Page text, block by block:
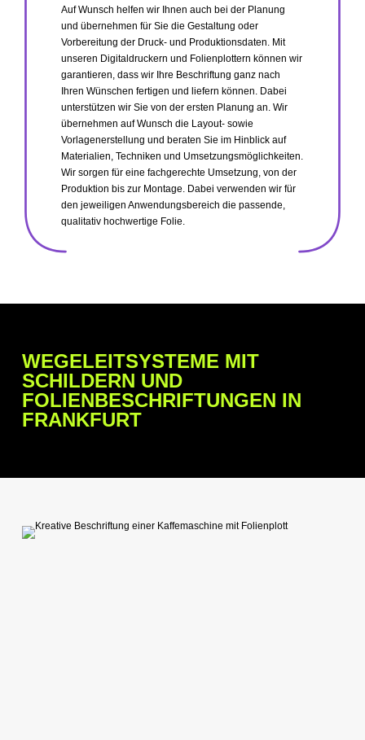
Auf Wunsch helfen wir Ihnen auch bei der Planung
und übernehmen für Sie die Gestaltung oder
Vorbereitung der Druck- und Produktionsdaten. Mit
unseren Digitaldruckern und Folienplottern können wir
garantieren, dass wir Ihre Beschriftung ganz nach
Ihren Wünschen fertigen und liefern können. Dabei
unterstützen wir Sie von der ersten Planung an. Wir
übernehmen auf Wunsch die Layout- sowie
Vorlagenerstellung und beraten Sie im Hinblick auf
Materialien, Techniken und Umsetzungsmöglichkeiten.
Wir sorgen für eine fachgerechte Umsetzung, von der
Produktion bis zur Montage. Dabei verwenden wir für
den jeweiligen Anwendungsbereich die passende,
qualitativ hochwertige Folie.
WEGELEITSYSTEME MIT
SCHILDERN UND
FOLIENBESCHRIFTUNGEN IN
FRANKFURT